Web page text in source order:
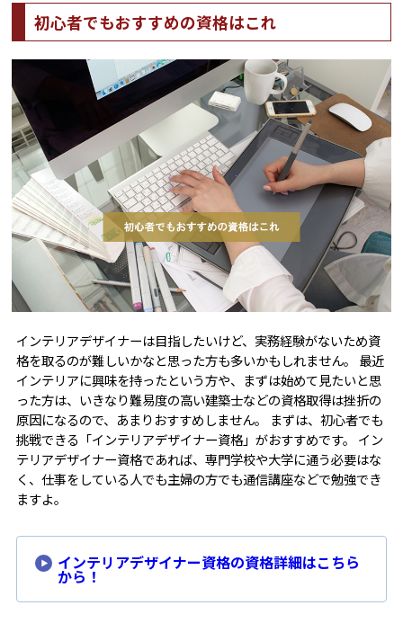
初心者でもおすすめの資格はこれ
インテリアデザイナーは目指したいけど、実務経験がないため資
格を取るのが難しいかなと思った方も多いかもしれません。 最近
インテリアに興味を持ったという方や、まずは始めて見たいと思
った方は、いきなり難易度の高い建築士などの資格取得は挫折の
原因になるので、あまりおすすめしません。 まずは、初心者でも
挑戦できる「インテリアデザイナー資格」がおすすめです。 イン
テリアデザイナー資格であれば、専門学校や大学に通う必要はな
く、仕事をしている人でも主婦の方でも通信講座などで勉強でき
ますよ。
インテリアデザイナー資格の資格詳細はこちら
から！